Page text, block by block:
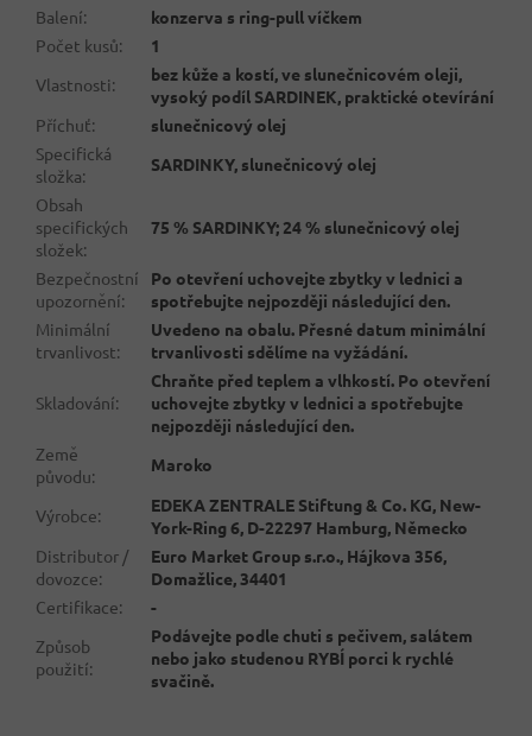
Balení:
konzerva s ring-pull víčkem
Počet kusů:
1
Vlastnosti:
bez kůže a kostí, ve slunečnicovém oleji,
vysoký podíl SARDINEK, praktické otevírání
Příchuť:
slunečnicový olej
Specifická
složka:
SARDINKY, slunečnicový olej
Obsah
specifických
složek:
75 % SARDINKY; 24 % slunečnicový olej
Bezpečnostní
upozornění:
Po otevření uchovejte zbytky v lednici a
spotřebujte nejpozději následující den.
Minimální
trvanlivost:
Uvedeno na obalu. Přesné datum minimální
trvanlivosti sdělíme na vyžádání.
Skladování:
Chraňte před teplem a vlhkostí. Po otevření
uchovejte zbytky v lednici a spotřebujte
nejpozději následující den.
Země
původu:
Maroko
Výrobce:
EDEKA ZENTRALE Stiftung & Co. KG, New-
York-Ring 6, D-22297 Hamburg, Německo
Distributor /
dovozce:
Euro Market Group s.r.o., Hájkova 356,
Domažlice, 34401
Certifikace:
-
Způsob
použití:
Podávejte podle chuti s pečivem, salátem
nebo jako studenou RYBÍ porci k rychlé
svačině.